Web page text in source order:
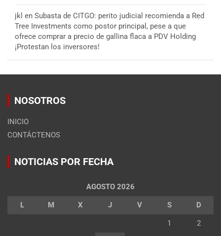
jkl en Subasta de CITGO: perito judicial recomienda a Red
Tree Investments como postor principal, pese a que
ofrece comprar a precio de gallina flaca a PDV Holding
¡Protestan los inversores!
NOSOTROS
INICIO
CONTÁCTENOS
NOTICIAS POR FECHA
AGOSTO 2026
L M X J V S D
1 2